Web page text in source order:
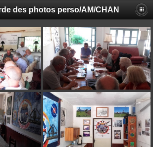
des photos perso/AM/CHAN